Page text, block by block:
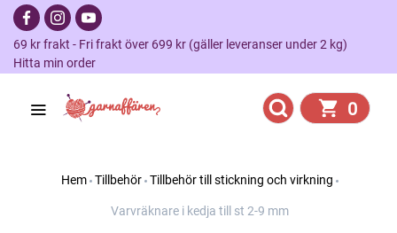
69 kr frakt - Fri frakt över 699 kr (gäller leveranser under 2 kg)
Hitta min order
0
Hem Tillbehör Tillbehör till stickning och virkning
Varvräknare i kedja till st 2-9 mm